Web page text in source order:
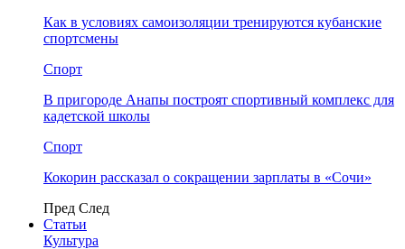
Как в условиях самоизоляции тренируются кубанские
спортсмены
Спорт
В пригороде Анапы построят спортивный комплекс для
кадетской школы
Спорт
Кокорин рассказал о сокращении зарплаты в «Сочи»
Пред След
Статьи
Культура